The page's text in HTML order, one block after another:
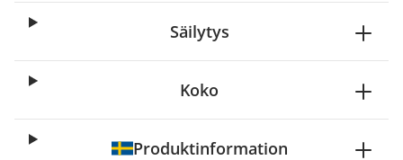
Säilytys
Koko
Produktinformation